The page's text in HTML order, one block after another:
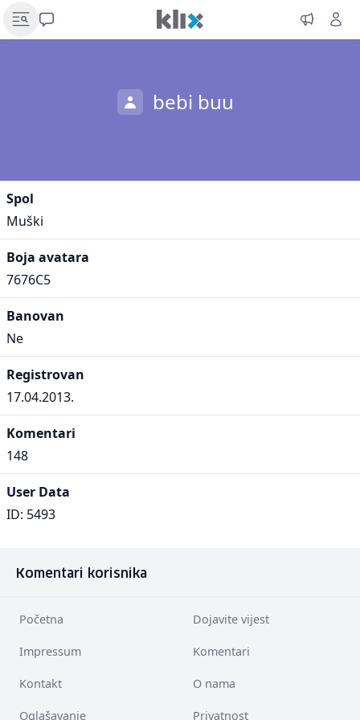
bebi buu
Spol
Muški
Boja avatara
7676C5
Banovan
Ne
Registrovan
17.04.2013.
Komentari
148
User Data
ID: 5493
Komentari korisnika
Početna Dojavite vijest
Impressum Komentari
Kontakt O nama
Oglašavanje Privatnost